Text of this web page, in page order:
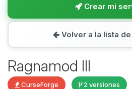
Crear mi
Volver a la lista
Ragnamod III
CurseForge 2 versiones